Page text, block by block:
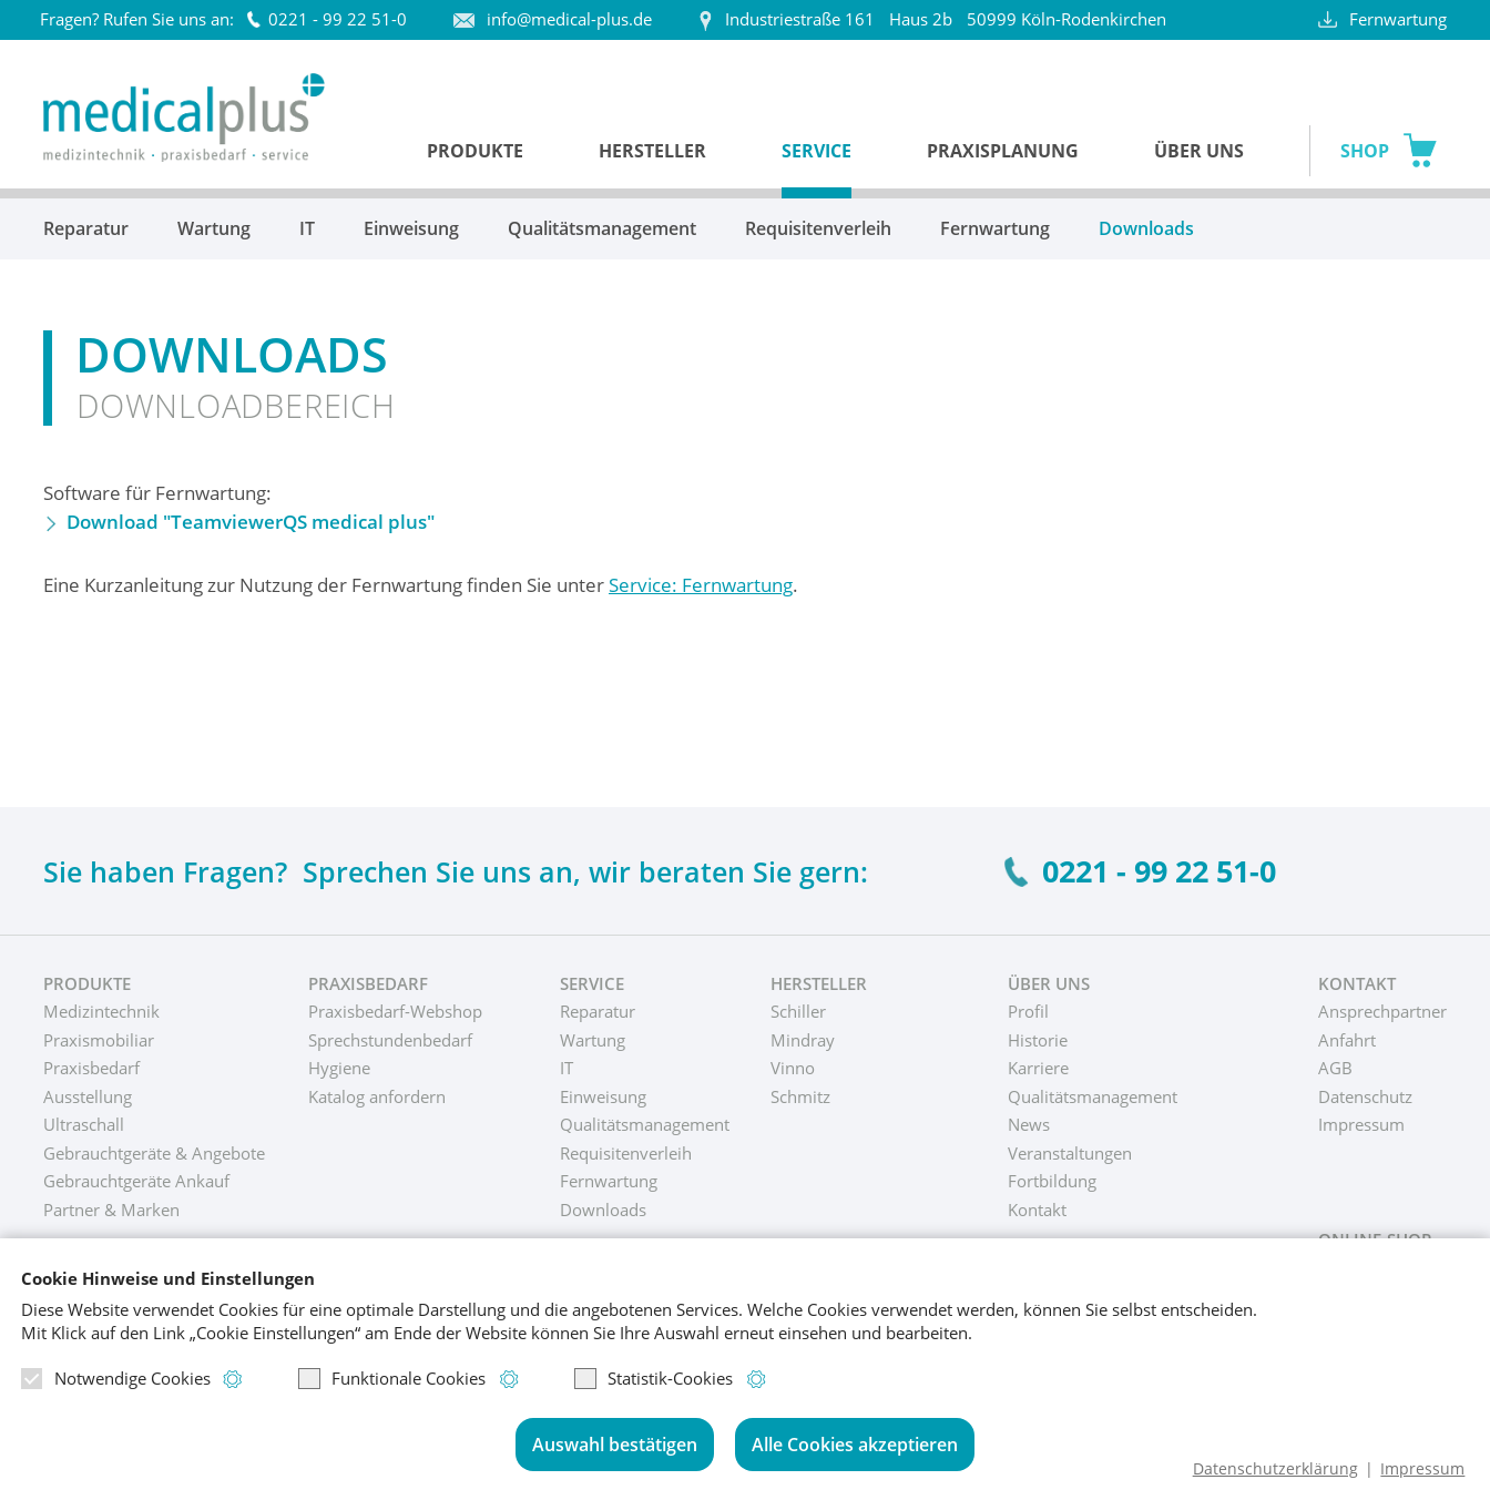
Cookie Hinweise und Einstellungen
Diese Website verwendet Cookies für eine optimale Darstellung und die angebotenen Services. Welche Cookies verwendet werden, können Sie selbst entscheiden.
Mit Klickauf den Link „Cookie Einstellungen“ am Ende der Website können Sie Ihre Auswahl erneut einsehen und bearbeiten.
Notwendige Cookies Informationen zu notwendigen Cookies
Funktionale Cookies Informationen zu funktionalen Cookies
Statistik-Cookies Informationen zu Statistik-Cookies
Auswahl bestätigen Alle Cookies akzeptieren
Datenschutzerklärung Impressum
Fragen? Rufen Sie uns an: 0221 - 99 22 51-0 info@medical-plus.de Industriestraße 161 Haus 2b 50999 Köln-Rodenkirchen Fernwartung
PRODUKTE HERSTELLER SERVICE PRAXISPLANUNG ÜBER UNS SHOP
Reparatur Wartung IT Einweisung Qualitätsmanagement Requisitenverleih Fernwartung Downloads
DOWNLOADS
DOWNLOADBEREICH
Software für Fernwartung:
Download "TeamviewerQS medical plus"
Eine Kurzanleitung zur Nutzung der Fernwartung finden Sie unterService: Fernwartung.
Sie haben Fragen? Sprechen Sie uns an, wir beraten Sie gern: 0221 - 99 22 51-0
PRODUKTE
Medizintechnik
Praxismobiliar
Praxisbedarf
Ausstellung
Ultraschall
Gebrauchtgeräte & Angebote
Gebrauchtgeräte Ankauf
Partner & Marken
PRAXISBEDARF
Praxisbedarf-Webshop
Sprechstundenbedarf
Hygiene
Katalog anfordern
SERVICE
Reparatur
Wartung
IT
Einweisung
Qualitätsmanagement
Requisitenverleih
Fernwartung
Downloads
HERSTELLER
Schiller
Mindray
Vinno
Schmitz
ÜBER UNS
Profil
Historie
Karriere
Qualitätsmanagement
News
Veranstaltungen
Fortbildung
Kontakt
KONTAKT
Ansprechpartner
Anfahrt
AGB
Datenschutz
Impressum
ONLINE-SHOP
medical plus ist Mitglied der Unternehmensgruppe Co-med © 2026 medical plus